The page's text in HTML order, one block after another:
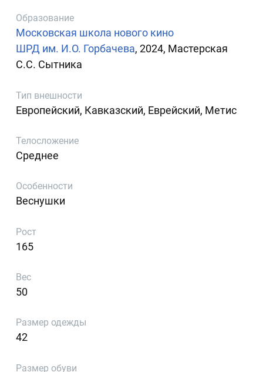
Образование
Московская школа нового кино
ШРД им. И.О. Горбачева, 2024, Мастерская
С.С. Сытника
Тип внешности
Европейский, Кавказский, Еврейский, Метис
Телосложение
Среднее
Особенности
Веснушки
Рост
165
Вес
50
Размер одежды
42
Размер обуви